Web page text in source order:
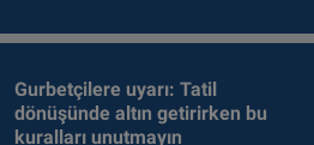
Gurbetçilere uyarı: Tatil
dönüşünde altın getirirken bu
kuralları unutmayın